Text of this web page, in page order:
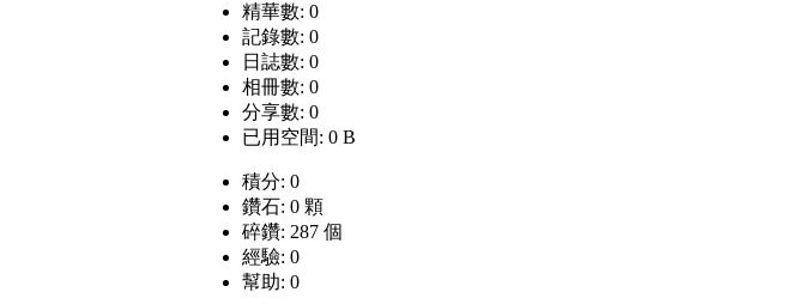
精華數: 0
記錄數: 0
日誌數: 0
相冊數: 0
分享數: 0
已用空間: 0 B
積分: 0
鑽石: 0 顆
碎鑽: 287 個
經驗: 0
幫助: 0